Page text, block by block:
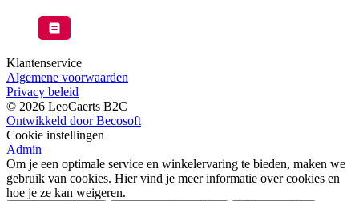
Klantenservice
Algemene voorwaarden
Privacy beleid
© 2026 LeoCaerts B2C
Ontwikkeld door Becosoft
Cookie instellingen
Admin
Om je een optimale service en winkelervaring te bieden, maken we
gebruik van cookies. Hier vind je meer informatie over cookies en
hoe je ze kan weigeren.